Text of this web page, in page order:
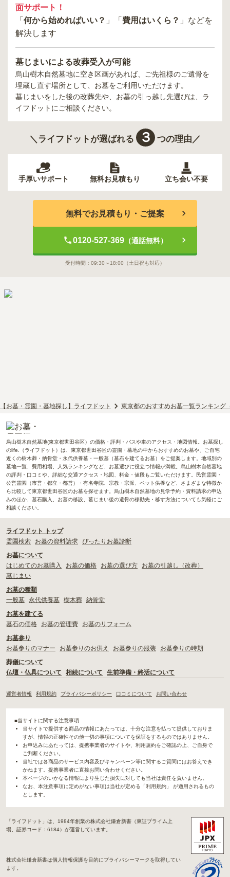
面サポート！
「 何から始めればいい？ 」「 費用はいくら？ 」などを
解決します
墓じまいによる改葬受入が可能
烏山樹木自然墓地に空き区画があれば、ご先祖様のご遺骨を
埋蔵し直す場所として、お墓をご利用いただけます。
墓じまいをした後の改葬先や、お墓の引っ越し先選びは、ラ
イフドットにご相談ください。
＼ライフドットが選ばれる ３ つの理由／
手厚いサポート 無料お見積もり 立ち会い不要
無料でお見積もり・ご提案
0120-527-369（通話無料）
受付時間： 09:30～18:00 （土日祝も対応）
【お墓・霊園・墓地探し】ライフドット 東京都のおすすめお墓一覧ランキング
烏山樹木自然墓地(東京都世田谷区）の価格・評判・バスや車のアクセス・地図情報。お墓探し
のlife.（ライフドット）は、東京都世田谷区の霊園・墓地の中からおすすめのお墓や、ご自宅
近くの樹木葬・納骨堂・永代供養墓・一般墓（墓石を建てるお墓）をご提案します。地域別の
墓地一覧、費用相場、人気ランキングなど、お墓選びに役立つ情報が満載。烏山樹木自然墓地
の評判・口コミや、詳細な交通アクセス・地図、料金・値段もご覧いただけます。民営霊園・
公営霊園（市営・都立・都営）・有名寺院、宗教・宗派、ペット供養など、さまざまな特徴か
ら比較して東京都世田谷区のお墓を探せます。烏山樹木自然墓地の見学予約・資料請求の申込
みのほか、墓石購入、お墓の移設、墓じまい後の遺骨の移動先・移す方法についても気軽にご
相談ください。
ライフドット トップ
霊園検索
お墓の資料請求 ぴったりお墓診断
お墓について
はじめてのお墓購入
お墓の価格 お墓の選び方
お墓の引越し（改葬）
墓じまい
お墓の種類
一般墓
永代供養墓 樹木葬 納骨堂
お墓を建てる
墓石の価格
お墓の管理費
お墓のリフォーム
お墓参り
お墓参りのマナー
お墓参りのお供え お墓参りの服装
お墓参りの時期
葬儀について
仏壇・仏具について
相続について 生前準備・終活について
運営者情報 利用規約 プライバシーポリシー 口コミについて お問い合わせ
■当サイトに関する注意事項
当サイトで提供する商品の情報にあたっては、十分な注意を払って提供しておりま
すが、情報の正確性その他一切の事項についてを保証をするものではありません。
お申込みにあたっては、提携事業者のサイトや、利用規約をご確認の上、ご自身で
ご判断ください。
当社では各商品のサービス内容及びキャンペーン等に関するご質問にはお答えでき
かねます。提携事業者に直接お問い合わせください。
本ページのいかなる情報により生じた損失に対しても当社は責任を負いません。
なお、本注意事項に定めがない事項は当社が定める「利用規約」 が適用されるもの
とします。
「ライフドット」は、1984年創業の株式会社鎌倉新書（東証プライム上
場、証券コード：6184）が運営しています。
株式会社鎌倉新書は個人情報保護を目的にプライバシーマークを取得してい
ます。